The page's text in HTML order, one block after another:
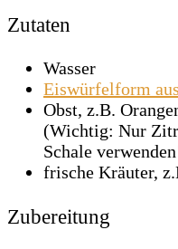
Zutaten
Wasser
Eiswürfelform
Obst, z.B.
(Wichtig: Nur
Schale
frische Kräuter,
Zubereitung